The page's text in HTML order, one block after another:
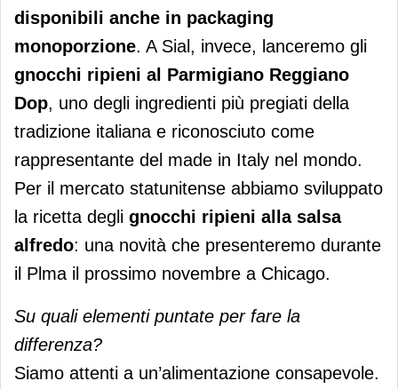
disponibili anche in packaging
monoporzione. A Sial, invece, lanceremo gli
gnocchi ripieni al Parmigiano Reggiano
Dop, uno degli ingredienti più pregiati della
tradizione italiana e riconosciuto come
rappresentante del made in Italy nel mondo.
Per il mercato statunitense abbiamo sviluppato
la ricetta degli gnocchi ripieni alla salsa
alfredo: una novità che presenteremo durante
il Plma il prossimo novembre a Chicago.
Su quali elementi puntate per fare la
differenza?
Siamo attenti a un’alimentazione consapevole.